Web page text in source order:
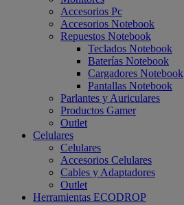
Accesorios Pc
Accesorios Notebook
Repuestos Notebook
Teclados Notebook
Baterías Notebook
Cargadores Notebook
Pantallas Notebook
Parlantes y Auriculares
Productos Gamer
Outlet
Celulares
Celulares
Accesorios Celulares
Cables y Adaptadores
Outlet
Herramientas ECODROP